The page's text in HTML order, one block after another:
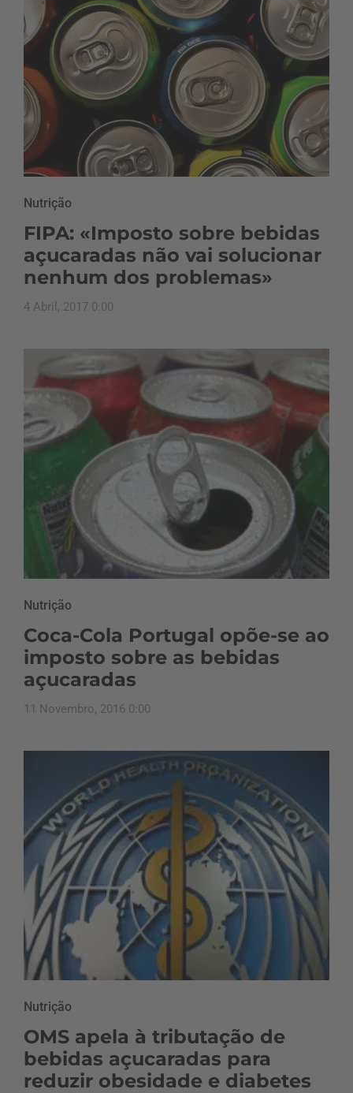
Nutrição
FIPA: «Imposto sobre bebidas
açucaradas não vai solucionar
nenhum dos problemas»
4 Abril, 2017 0:00
Nutrição
Coca-Cola Portugal opõe-se ao
imposto sobre as bebidas
açucaradas
11 Novembro, 2016 0:00
Nutrição
OMS apela à tributação de
bebidas açucaradas para
reduzir obesidade e diabetes